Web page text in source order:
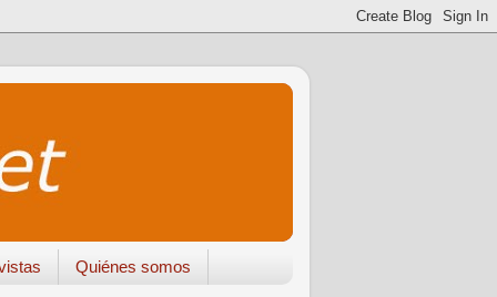
Quiénes somos